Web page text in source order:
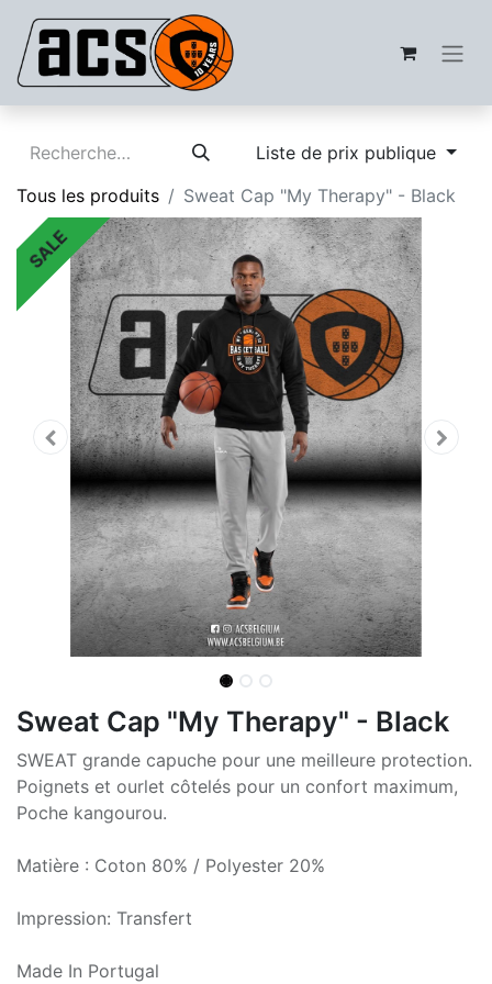
Liste de prix publique
Tous les produits
Sweat Cap "My Therapy" - Black
SALE
Sweat Cap "My Therapy" - Black
SWEAT grande capuche pour une meilleure protection.
Poignets et ourlet côtelés pour un confort maximum,
Poche kangourou.
Matière : Coton 80% / Polyester 20%
Impression: Transfert
Made In Portugal